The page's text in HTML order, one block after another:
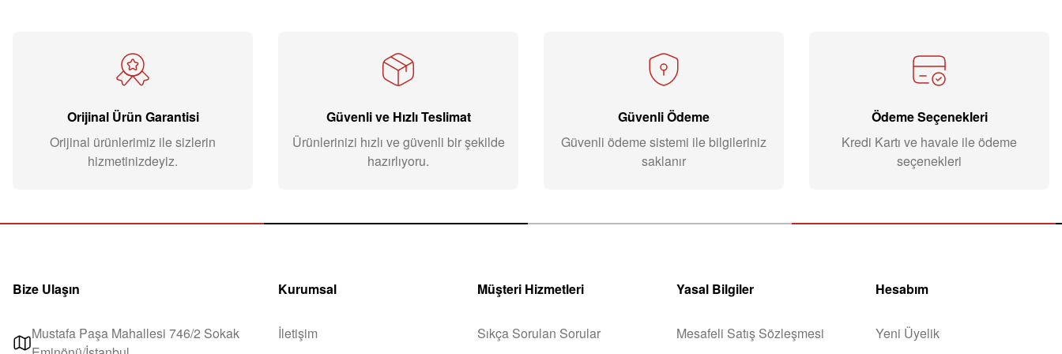
Orijinal Ürün Garantisi
Orijinal ürünlerimiz ile sizlerin
hizmetinizdeyiz.
Güvenli ve Hızlı Teslimat
Ürünlerinizi hızlı ve güvenli bir şekilde
hazırlıyoru.
Güvenli Ödeme
Güvenli ödeme sistemi ile bilgileriniz
saklanır
Ödeme Seçenekleri
Kredi Kartı ve havale ile ödeme
seçenekleri
Bize Ulaşın
Mustafa Paşa Mahallesi 746/2 Sokak
Kurumsal
İletişim
Müşteri Hizmetleri
Sıkça Sorulan Sorular
Yasal Bilgiler
Mesafeli Satış Sözleşmesi
Hesabım
Yeni Üyelik